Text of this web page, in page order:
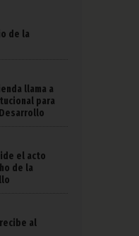
de la
llama a
para
el acto
de la
al